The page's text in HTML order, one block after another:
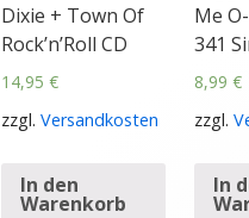
Dixie + Town Of
Rock’n’Roll CD
14,95 €
zzgl. Versandkosten
In den
Warenkorb
Me
341
8,99 €
zzgl.
In